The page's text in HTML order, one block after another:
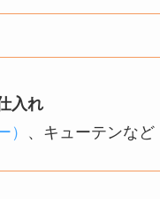
入れ
） 、キューテンなど